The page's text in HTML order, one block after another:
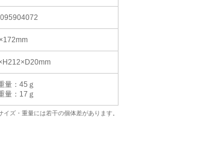
イズ・重量には若干の個体差があります。
量：45ｇ
量：17ｇ